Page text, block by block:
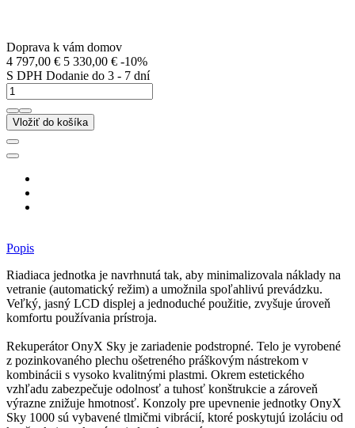
Doprava k vám domov
4 797,00 € 5 330,00 € -10%
S DPH Dodanie do 3 - 7 dní
Vložiť do košíka
Popis
Riadiaca jednotka je navrhnutá tak, aby minimalizovala náklady na
vetranie (automatický režim) a umožnila spoľahlivú prevádzku.
Veľký, jasný LCD displej a jednoduché použitie, zvyšuje úroveň
komfortu používania prístroja.
Rekuperátor OnyX Sky je zariadenie podstropné. Telo je vyrobené
z pozinkovaného plechu ošetreného práškovým nástrekom v
kombinácii s vysoko kvalitnými plastmi. Okrem estetického
vzhľadu zabezpečuje odolnosť a tuhosť konštrukcie a zároveň
výrazne znižuje hmotnosť. Konzoly pre upevnenie jednotky OnyX
Sky 1000 sú vybavené tlmičmi vibrácií, ktoré poskytujú izoláciu od